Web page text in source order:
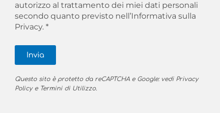
autorizzo al trattamento dei miei dati personali
secondo quanto previsto nell’Informativa sulla
Privacy. *
Invia
Questo sito è protetto da reCAPTCHA e Google: vedi Privacy
Policye Termini di Utilizzo.